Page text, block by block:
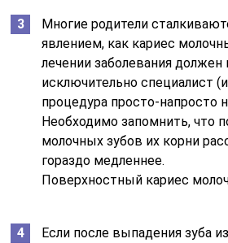
Многие родители
явлением, как кариес
лечении заболевания должен
исключительно специалист
процедура просто-напросто
Необходимо запомнить, что
молочных зубов их корни
гораздо медленнее.
Поверхностный кариес
Если после выпадения зуба